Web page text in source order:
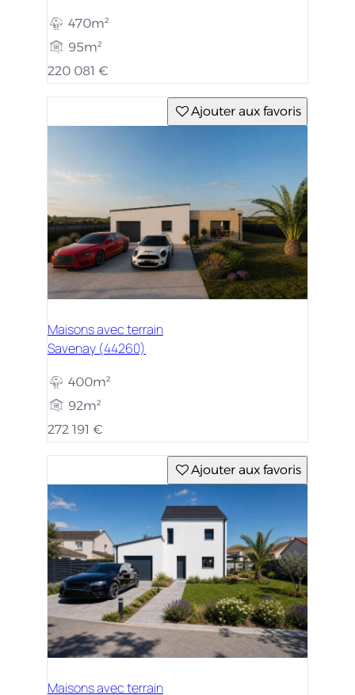
470m²
95m²
220 081 €
Ajouter aux favoris
Maisons avec terrain
Savenay (44260)
400m²
92m²
272 191 €
Ajouter aux favoris
Maisons avec terrain